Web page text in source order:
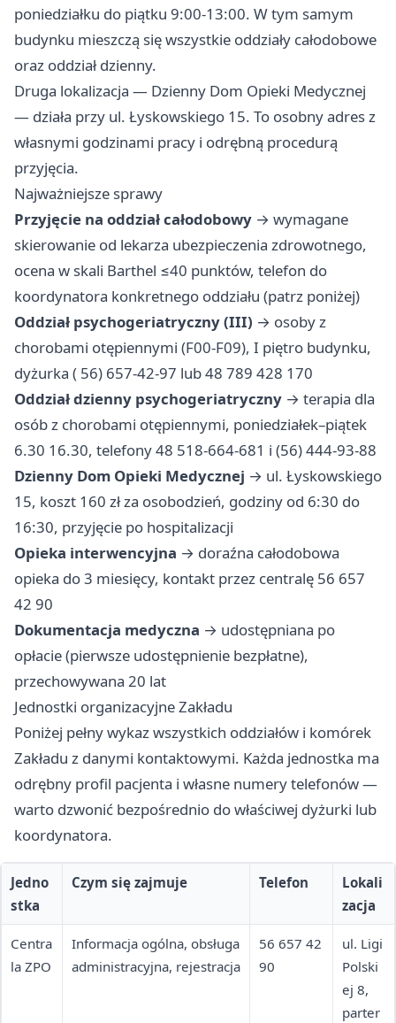
poniedziałku do piątku 9:00-13:00. W tym samym
budynku mieszczą się wszystkie oddziały całodobowe
oraz oddział dzienny.
Druga lokalizacja — Dzienny Dom Opieki Medycznej
— działa przy ul. Łyskowskiego 15. To osobny adres z
własnymi godzinami pracy i odrębną procedurą
przyjęcia.
Najważniejsze sprawy
Przyjęcie na oddział całodobowy → wymagane
skierowanie od lekarza ubezpieczenia zdrowotnego,
ocena w skali Barthel ≤40 punktów, telefon do
koordynatora konkretnego oddziału (patrz poniżej)
Oddział psychogeriatryczny (III) → osoby z
chorobami otępiennymi (F00-F09), I piętro budynku,
dyżurka ( 56) 657-42-97 lub 48 789 428 170
Oddział dzienny psychogeriatryczny → terapia dla
osób z chorobami otępiennymi, poniedziałek–piątek
6.30 16.30, telefony 48 518-664-681 i (56) 444-93-88
Dzienny Dom Opieki Medycznej → ul. Łyskowskiego
15, koszt 160 zł za osobodzień, godziny od 6:30 do
16:30, przyjęcie po hospitalizacji
Opieka interwencyjna → doraźna całodobowa
opieka do 3 miesięcy, kontakt przez centralę 56 657
42 90
Dokumentacja medyczna → udostępniana po
opłacie (pierwsze udostępnienie bezpłatne),
przechowywana 20 lat
Jednostki organizacyjne Zakładu
Poniżej pełny wykaz wszystkich oddziałów i komórek
Zakładu z danymi kontaktowymi. Każda jednostka ma
odrębny profil pacjenta i własne numery telefonów —
warto dzwonić bezpośrednio do właściwej dyżurki lub
koordynatora.
Jedno
stka
Czym się zajmuje Telefon
Lokali
zacja
Centra
la ZPO
Informacja ogólna, obsługa
administracyjna, rejestracja
56 657 42
90
ul. Ligi
Polski
ej 8,
parter